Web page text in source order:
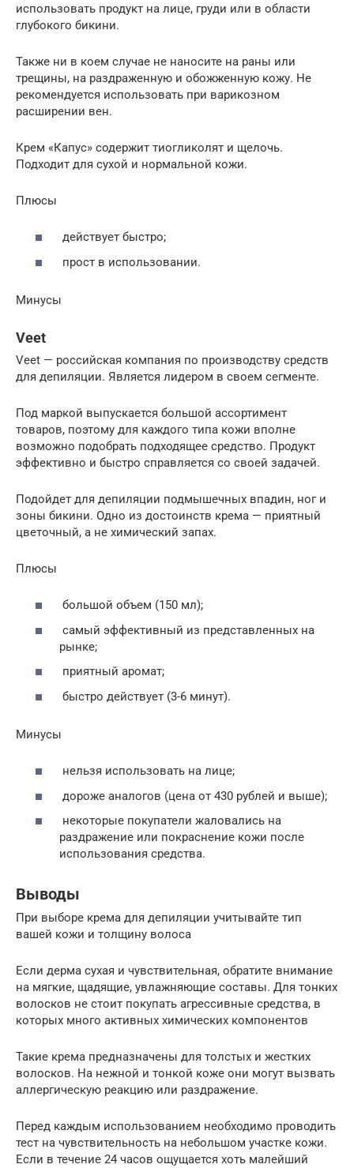
использовать продукт на лице, груди или в области
глубокого бикини.
Также ни в коем случае не наносите на раны или
трещины, на раздраженную и обожженную кожу. Не
рекомендуется использовать при варикозном
расширении вен.
Крем «Капус» содержит тиогликолят и щелочь.
Подходит для сухой и нормальной кожи.
Плюсы
действует быстро;
прост в использовании.
Минусы
Veet
Veet — российская компания по производству средств
для депиляции. Является лидером в своем сегменте.
Под маркой выпускается большой ассортимент
товаров, поэтому для каждого типа кожи вполне
возможно подобрать подходящее средство. Продукт
эффективно и быстро справляется со своей задачей.
Подойдет для депиляции подмышечных впадин, ног и
зоны бикини. Одно из достоинств крема — приятный
цветочный, а не химический запах.
Плюсы
большой объем (150 мл);
самый эффективный из представленных на
рынке;
приятный аромат;
быстро действует (3-6 минут).
Минусы
нельзя использовать на лице;
дороже аналогов (цена от 430 рублей и выше);
некоторые покупатели жаловались на
раздражение или покраснение кожи после
использования средства.
Выводы
При выборе крема для депиляции учитывайте тип
вашей кожи и толщину волоса
Если дерма сухая и чувствительная, обратите внимание
на мягкие, щадящие, увлажняющие составы. Для тонких
волосков не стоит покупать агрессивные средства, в
которых много активных химических компонентов
Такие крема предназначены для толстых и жестких
волосков. На нежной и тонкой коже они могут вызвать
аллергическую реакцию или раздражение.
Перед каждым использованием необходимо проводить
тест на чувствительность на небольшом участке кожи.
Если в течение 24 часов ощущается хоть малейший